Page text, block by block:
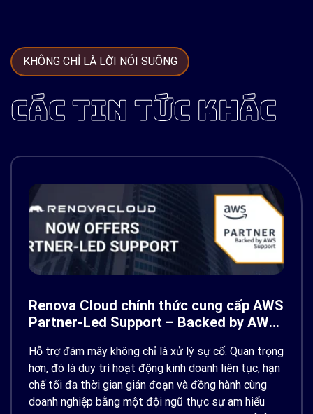
KHÔNG CHỈ LÀ LỜI NÓI SUÔNG
CÁC TIN TỨC KHÁC
Renova Cloud chính thức cung cấp AWS
Partner-Led Support – Backed by AWS
Hỗ trợ đám mây không chỉ là xử lý sự cố. Quan trọng
hơn, đó là duy trì hoạt động kinh doanh liên tục, hạn
chế tối đa thời gian gián đoạn và đồng hành cùng
doanh nghiệp bằng một đội ngũ thực sự am hiểu